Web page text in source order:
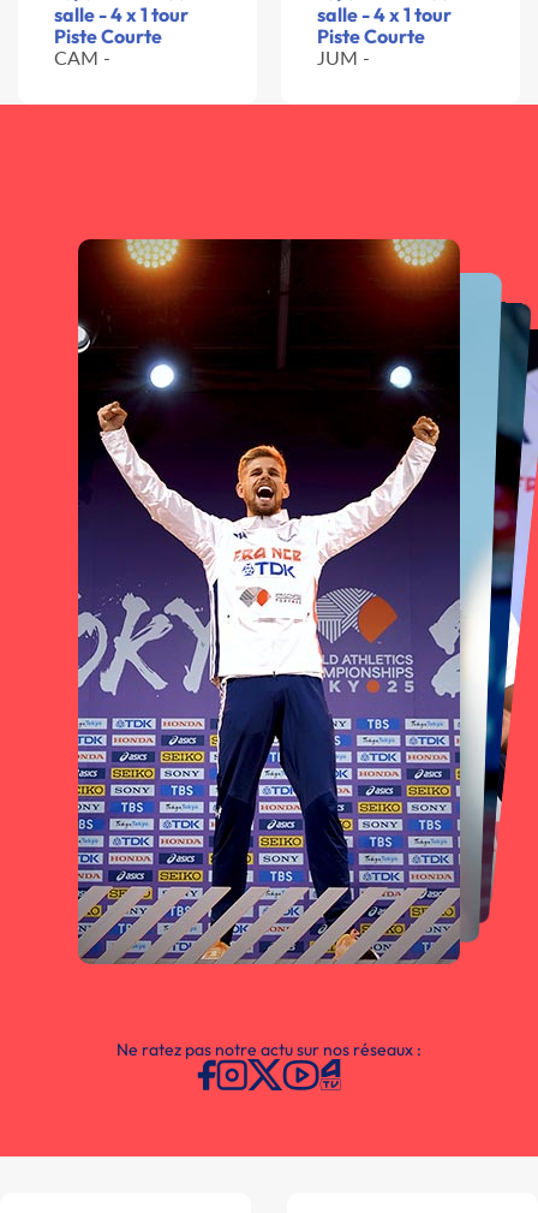
salle - 4 x 1 tour
Piste Courte
CAM -
salle - 4 x 1 tour
Piste Courte
JUM -
Ne ratez pas notre actu sur nos réseaux :